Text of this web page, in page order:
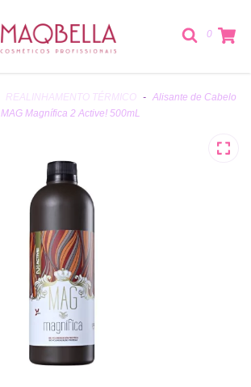
0
REALINHAMENTO TÉRMICO - Alisante de Cabelo
MAG Magnífica 2 Active! 500mL